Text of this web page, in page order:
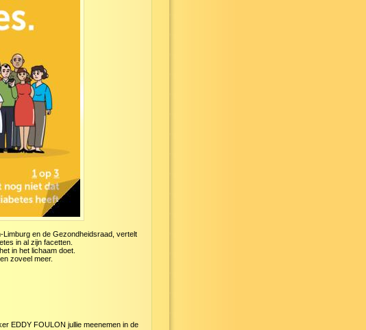
Limburg en de Gezondheidsraad, vertelt
in al zijn facetten.
in het lichaam doet.
zoveel meer.
EDDY FOULON jullie meenemen in de